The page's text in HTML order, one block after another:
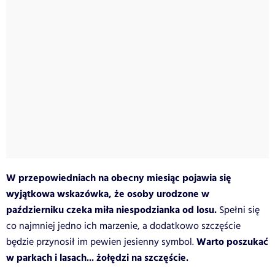
W przepowiedniach na obecny miesiąc pojawia się
wyjątkowa wskazówka, że osoby urodzone w
październiku czeka miła niespodzianka od losu. Spełni się
co najmniej jedno ich marzenie, a dodatkowo szczęście
będzie przynosił im pewien jesienny symbol.Warto poszukać
w parkach i lasach... żołędzi na szczęście.